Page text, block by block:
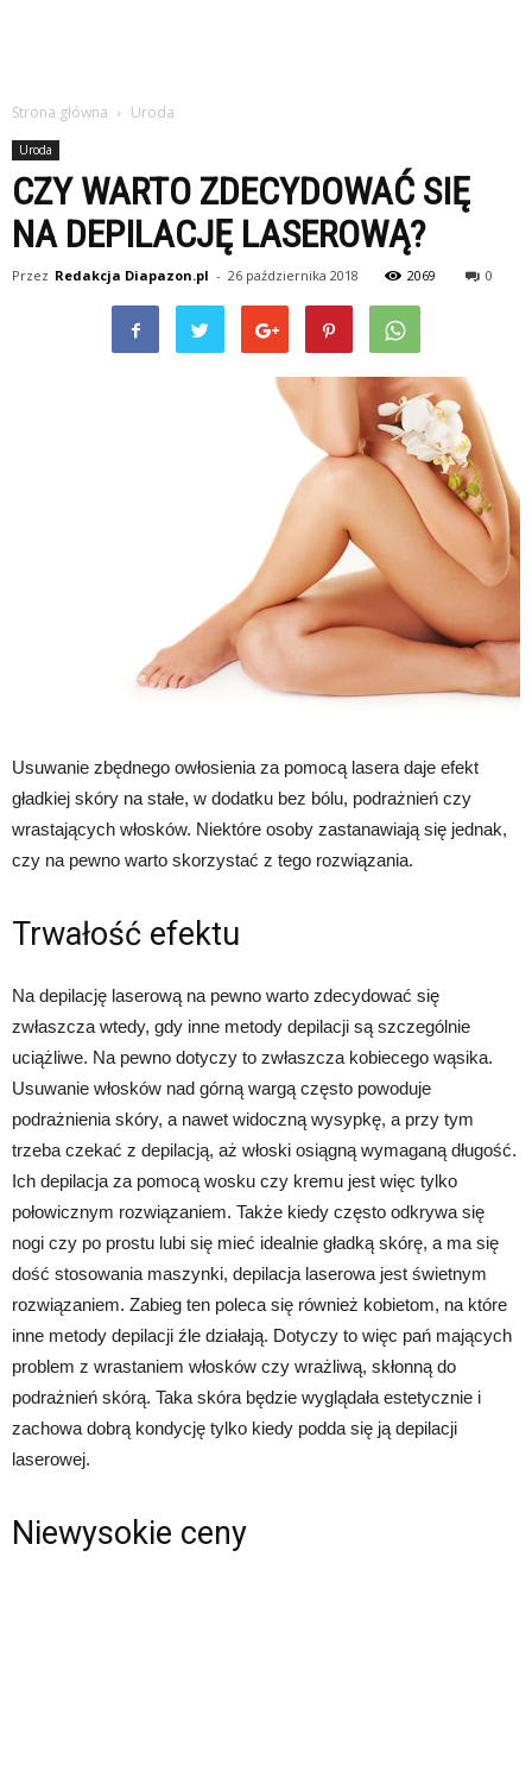
Strona główna Uroda
Uroda
CZY WARTO ZDECYDOWAĆ SIĘ
NA DEPILACJĘ LASEROWĄ?
Przez Redakcja Diapazon.pl - 26 października 2018 2069 0
Usuwanie zbędnego owłosienia za pomocą lasera daje efekt
gładkiej skóry na stałe, w dodatku bez bólu, podrażnień czy
wrastających włosków. Niektóre osoby zastanawiają się jednak,
czy na pewno warto skorzystać z tego rozwiązania.
Trwałość efektu
Na depilację laserową na pewno warto zdecydować się
zwłaszcza wtedy, gdy inne metody depilacji są szczególnie
uciążliwe. Na pewno dotyczy to zwłaszcza kobiecego wąsika.
Usuwanie włosków nad górną wargą często powoduje
podrażnienia skóry, a nawet widoczną wysypkę, a przy tym
trzeba czekać z depilacją, aż włoski osiągną wymaganą długość.
Ich depilacja za pomocą wosku czy kremu jest więc tylko
połowicznym rozwiązaniem. Także kiedy często odkrywa się
nogi czy po prostu lubi się mieć idealnie gładką skórę, a ma się
dość stosowania maszynki, depilacja laserowa jest świetnym
rozwiązaniem. Zabieg ten poleca się również kobietom, na które
inne metody depilacji źle działają. Dotyczy to więc pań mających
problem z wrastaniem włosków czy wrażliwą, skłonną do
podrażnień skórą. Taka skóra będzie wyglądała estetycznie i
zachowa dobrą kondycję tylko kiedy podda się ją depilacji
laserowej.
Niewysokie ceny